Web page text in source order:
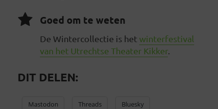
Goed om te weten
De Wintercollectie is hetwinterfestival
van het Utrechtse Theater Kikker.
DIT DELEN:
Mastodon Threads Bluesky